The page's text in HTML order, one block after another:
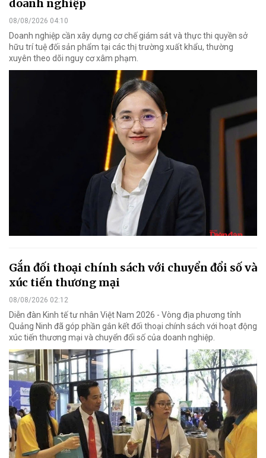
doanh nghiệp
08/08/2026 04:10
Doanh nghiệp cần xây dựng cơ chế giám sát và thực thi quyền sở
hữu trí tuệ đối sản phẩm tại các thị trường xuất khẩu, thường
xuyên theo dõi nguy cơ xâm phạm.
Gắn đối thoại chính sách với chuyển đổi số và
xúc tiến thương mại
08/08/2026 02:12
Diễn đàn Kinh tế tư nhân Việt Nam 2026 - Vòng địa phương tỉnh
Quảng Ninh đã góp phần gắn kết đối thoại chính sách với hoạt động
xúc tiến thương mại và chuyển đổi số của doanh nghiệp.